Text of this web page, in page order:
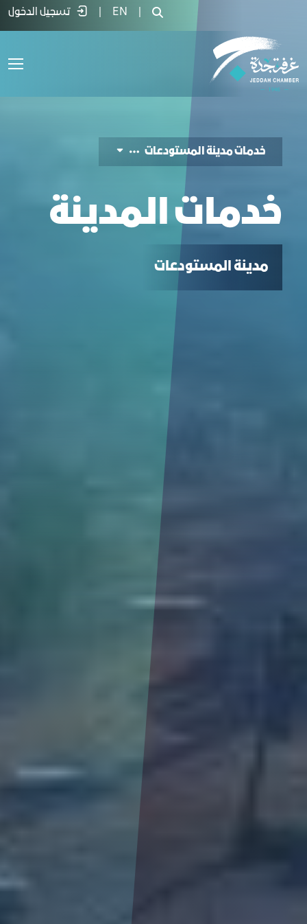
خدمات المدينة - غرفة جدةEN تسجيل الدخول
خدمات مدينة المستودعات
خدمات المدينة
مدينة المستودعات